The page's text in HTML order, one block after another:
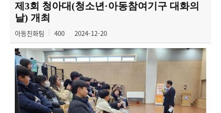
제3회 청아대(청소년·아동참여기구 대화의
날) 개최
아동친화팀 400 2024-12-20